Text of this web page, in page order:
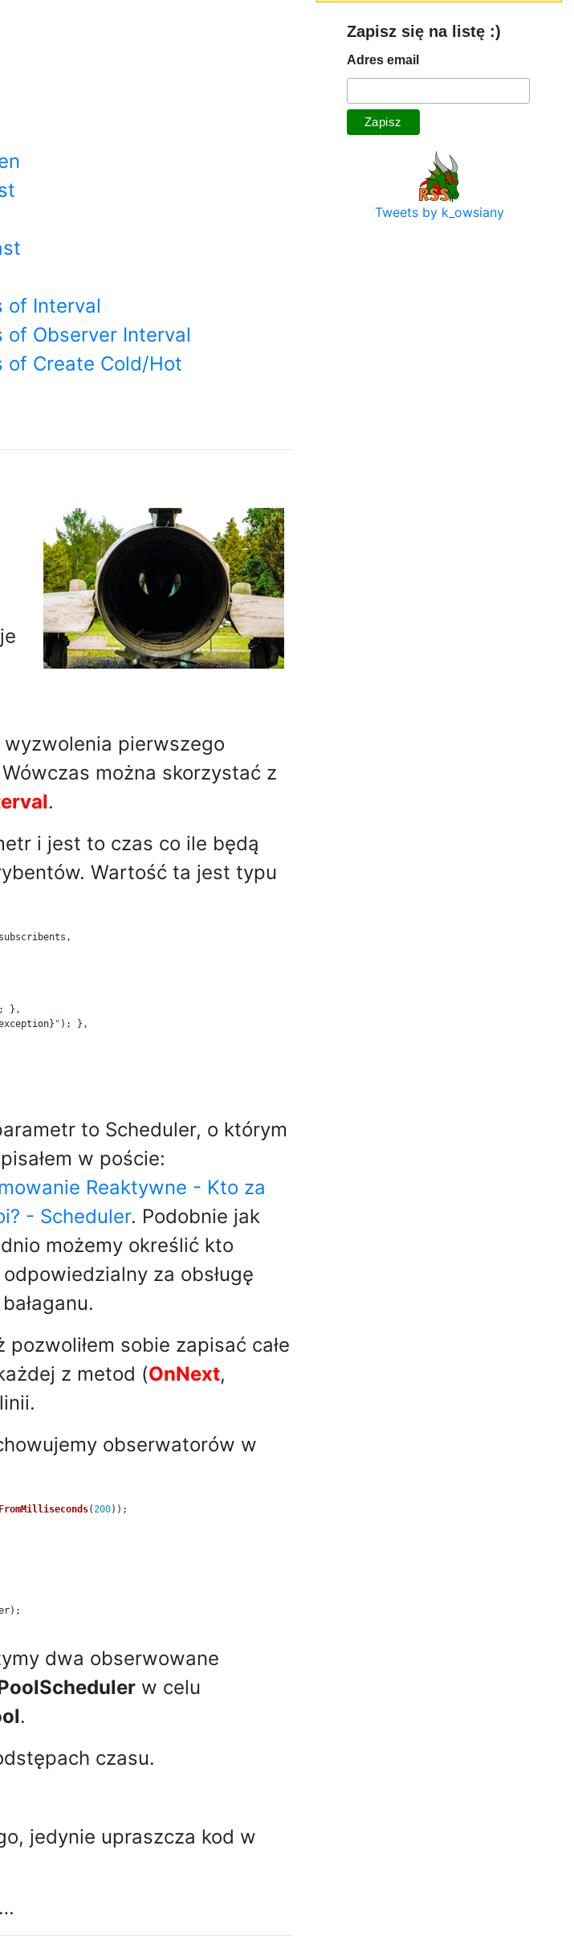
of Interval
Observer Interval
of Create Cold/Hot
pierwszego
można skorzystać z
.
i jest to czas co ile będą
Wartość ta jest typu
subscribents ,
},
} " );
},
to Scheduler, o którym
w poście:
Reaktywne - Kto za
- Scheduler. Podobnie jak
możemy określić kto
za obsługę
sobie zapisać całe
z metod (OnNext,
obserwatorów w
FromMilliseconds( 200));
);
dwa obserwowane
w celu
.
czasu.
jedynie upraszcza kod w
Zapisz się na listę :)
Adres email
Tweets by k_owsiany